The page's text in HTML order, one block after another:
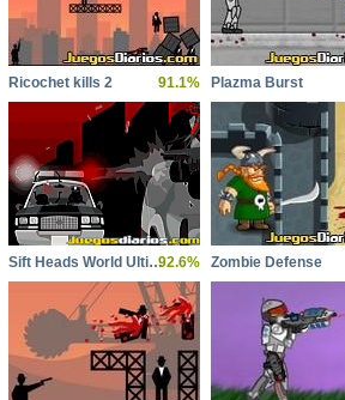
Ricochet kills 2 91.1% Plazma Burst
Sift Heads World Ultimatum92.6% Zombie Defense